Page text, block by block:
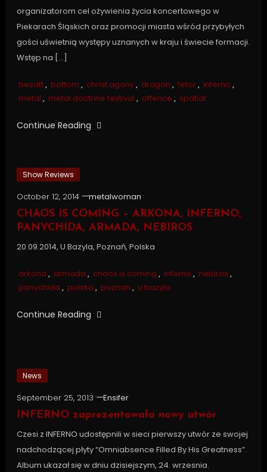
organizatorom cel ożywienia życia koncertowego w
Piekarach Śląskich oraz promocji miasta wśród przybyłych
gości uświetnią występy uznanych w kraju i świecie formacji.
Wstęp na […]
besatt, bottom , christ agony, dragon , fetor, inferno ,
metal , metal doctrine festival , offence , spatial
Continue Reading
Show Reviews
October 12, 2014
metalwoman
CHAOS IS COMING – ARKONA, INFERNO,
PANYCHIDA, ARMADA, NEBIROS
20.09.2014, U Bazyla, Poznań, Polska
arkona , armada , chaos is coming , inferno , nebiros ,
panychida , polska , poznan , u bazyla
Continue Reading
News
September 25, 2013
Ensifer
INFERNO zaprezentowało nowy utwór
Czesi z INFERNO udostępnili w sieci pierwszy utwór ze swojej
nadchodzącej płyty “Omniabsence Filled By His Greatness”.
Album ukazał się w dniu dzisiejszym, 24. wrzesnia.